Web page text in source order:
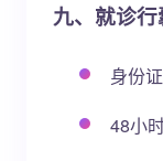
九、就诊
身份
48小